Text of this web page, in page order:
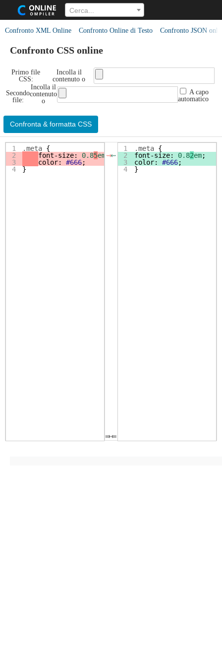
Cerca...
Confronto XML Online Confronto Online di Testo Confronto JSON
Confronto CSS online
Primo file
CSS:
Incolla il
contenuto o
Secondo
file:
Incolla il
contenuto
o
A capo
automatico
Confronta & formatta CSS
1 .meta {
2
font-size: 0.85em ;
3
color: #666;
4
}
⇜
⇝
1 .meta {
2
font-size: 0.82em;
3
color: #666;
4
}